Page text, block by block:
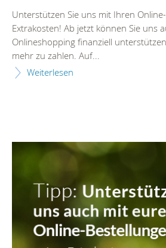
Unterstützen Sie uns mit Ihren
Extrakosten! Ab jetzt können Sie uns
Onlineshopping finanziell
mehr zu zahlen. Auf...
Weiterlesen